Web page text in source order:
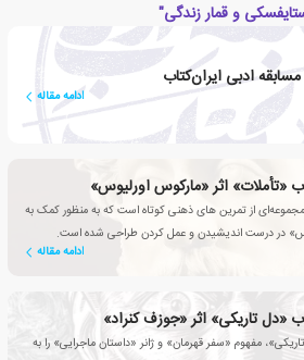
و قمار زندگی"
ادبی ایران‌کتاب
ادامه مقاله
«تأملات» اثر «مارکوس اورلیوس»
از تمرین های ذهنی کوتاه است که به منظور کمک به
در درست اندیشیدن و عمل کردن طراحی شده است.
ادامه مقاله
«دل تاریکی» اثر «جوزف کنراد»
مفهوم «سفر قهرمان» و ژانر «داستان ماجرایی» را به